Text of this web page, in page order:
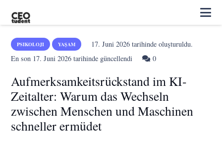
PSIKOLOJI YAŞAM 17. Juni 2026tarihinde oluşturuldu.
En son 17. Juni 2026 tarihinde güncellendi 0
Aufmerksamkeitsrückstand im KI-
Zeitalter: Warum das Wechseln
zwischen Menschen und Maschinen
schneller ermüdet